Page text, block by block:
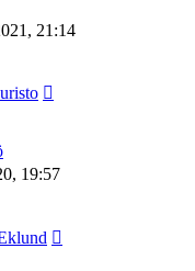
21:14
19:57